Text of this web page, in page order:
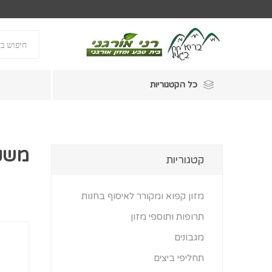
כל הקטגוריות
קטגוריות
מזון קפוא ומקורר לאיסוף בחנות
תרופות ותוספי מזון
מגבונים
תחליפי ביצים